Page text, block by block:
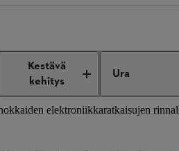
Kestävä
kehitys
Ura
elektroniikkaratkaisujen